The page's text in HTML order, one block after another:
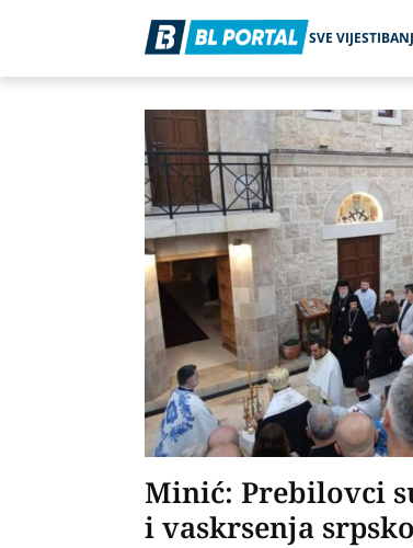
SVE VIJESTI
Minić: Prebilovci
i vaskrsenja